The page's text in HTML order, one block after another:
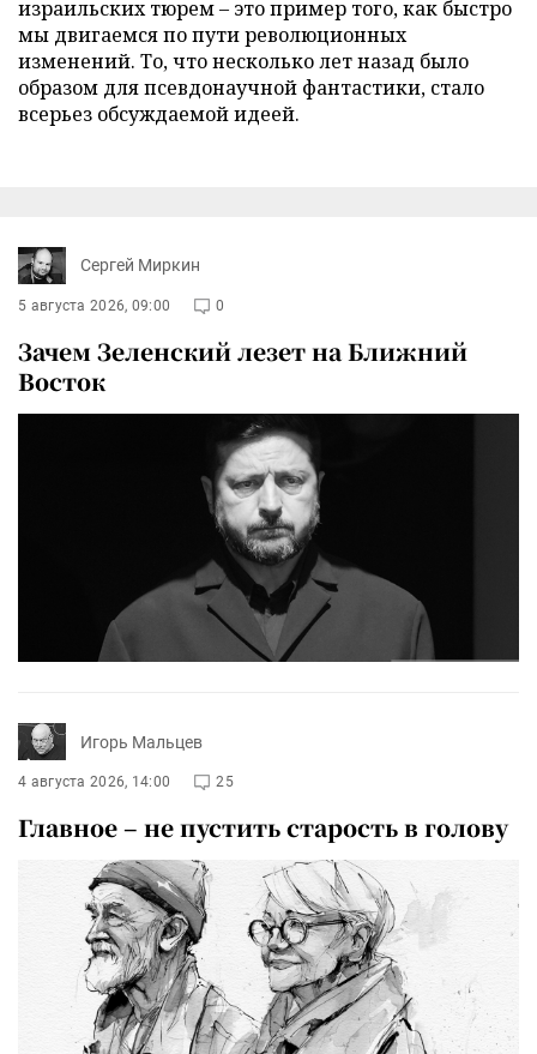
израильских тюрем – это пример того, как быстро
мы двигаемся по пути революционных
изменений. То, что несколько лет назад было
образом для псевдонаучной фантастики, стало
всерьез обсуждаемой идеей.
Сергей Миркин
5 августа 2026, 09:00 0
Зачем Зеленский лезет на Ближний
Восток
Игорь Мальцев
4 августа 2026, 14:00 25
Главное – не пустить старость в голову